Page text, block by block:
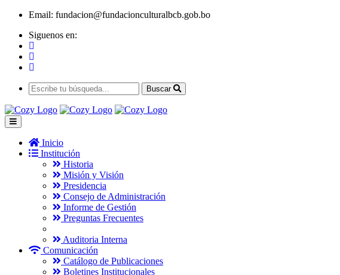
Email: fundacion@fundacionculturalbcb.gob.bo
Siguenos en:
Buscar
Inicio
Institución
Historia
Misión y Visión
Presidencia
Consejo de Administración
Informe de Gestión
Preguntas Frecuentes
Auditoria Interna
Comunicación
Catálogo de Publicaciones
Boletines Institucionales